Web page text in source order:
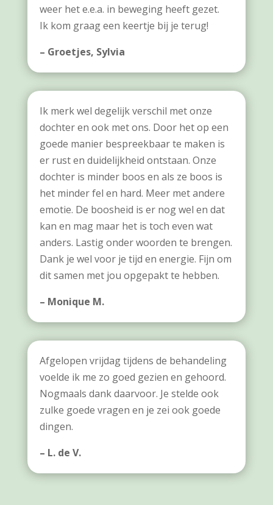
weer het e.e.a. in beweging heeft gezet.
Ik kom graag een keertje bij je terug!
– Groetjes, Sylvia
Ik merk wel degelijk verschil met onze
dochter en ook met ons. Door het op een
goede manier bespreekbaar te maken is
er rust en duidelijkheid ontstaan. Onze
dochter is minder boos en als ze boos is
het minder fel en hard. Meer met andere
emotie. De boosheid is er nog wel en dat
kan en mag maar het is toch even wat
anders. Lastig onder woorden te brengen.
Dank je wel voor je tijd en energie. Fijn om
dit samen met jou opgepakt te hebben.
– Monique M.
Afgelopen vrijdag tijdens de behandeling
voelde ik me zo goed gezien en gehoord.
Nogmaals dank daarvoor. Je stelde ook
zulke goede vragen en je zei ook goede
dingen.
– L. de V.